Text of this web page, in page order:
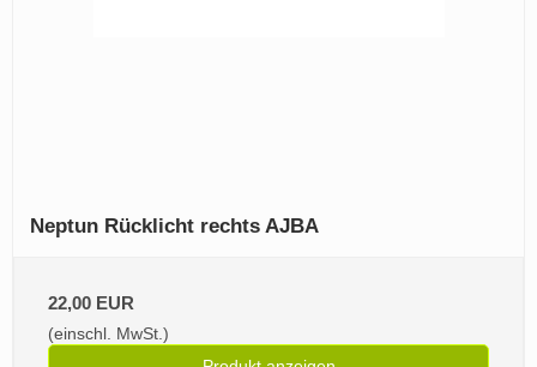
Neptun Rücklicht rechts AJBA
22,00 EUR
(einschl. MwSt.)